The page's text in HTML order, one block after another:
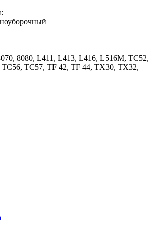
8080, L411, L413, L416, L516M, TC52,
TC57, TF 42, TF 44, TX30, TX32,